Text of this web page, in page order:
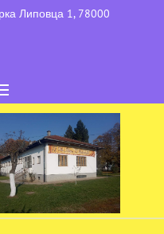
Липовца 1, 78000